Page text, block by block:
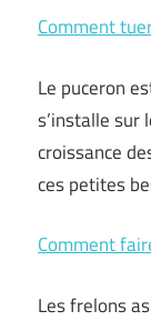
Comment
Le puceron
s’installe sur
croissance
ces petites
Comment
Les frelons